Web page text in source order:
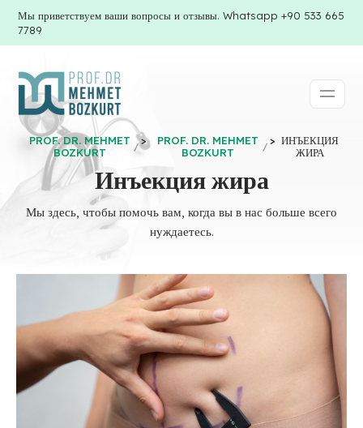
Мы приветствуем ваши вопросы и отзывы. Whatsapp +90 533 665
7789
PROF. DR. MEHMET
BOZKURT
>
PROF. DR. MEHMET
BOZKURT
> ИНЪЕКЦИЯ
ЖИРА
Инъекция жира
Мы здесь, чтобы помочь вам, когда вы в нас больше всего
нуждаетесь.